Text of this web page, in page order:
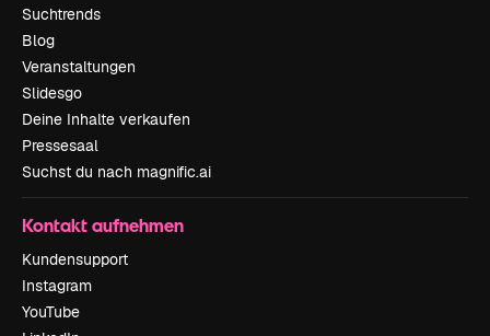
Suchtrends
Blog
Veranstaltungen
Slidesgo
Deine Inhalte verkaufen
Pressesaal
Suchst du nach magnific.ai
Kontakt aufnehmen
Kundensupport
Instagram
YouTube